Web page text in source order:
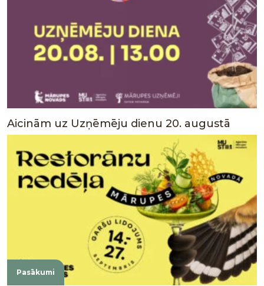
Aicinām uz Uzņēmēju dienu 20. augustā
Pasākumi